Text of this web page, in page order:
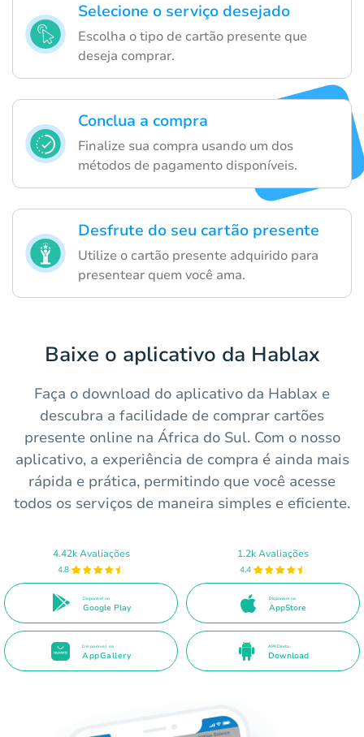
Selecione o serviço desejado
Escolha o tipo de cartão presente que
deseja comprar.
Conclua a compra
Finalize sua compra usando um dos
métodos de pagamento disponíveis.
Desfrute do seu cartão presente
Utilize o cartão presente adquirido para
presentear quem você ama.
Baixe o aplicativo da Hablax
Faça o download do aplicativo da Hablax e
descubra a facilidade de comprar cartões
presente online na África do Sul. Com o nosso
aplicativo, a experiência de compra é ainda mais
rápida e prática, permitindo que você acesse
todos os serviços de maneira simples e eficiente.
4.42k Avaliações
4.8
Disponível no
Google Play
1.2k Avaliações
4.4
Disponível na
AppStore
Disponível na
AppGallery
APK Direto
Download